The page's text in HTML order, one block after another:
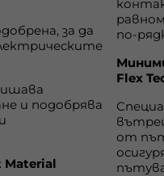
за да
и подобрява
Material
по-
Flex
от